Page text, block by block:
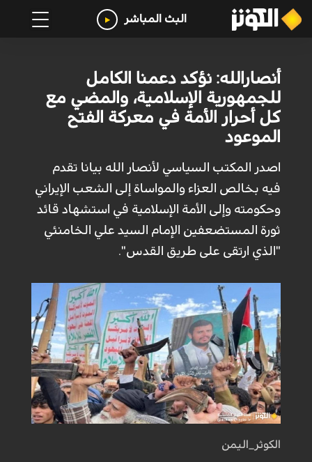
البث المباشر
أنصارالله: نؤكد دعمنا الكامل
للجمهورية الإسلامية، والمضي مع
كل أحرار الأمة في معركة الفتح
الموعود
اصدر المكتب السياسي لأنصار الله بيانا تقدم
فيه بخالص العزاء والمواساة إلى الشعب الإيراني
وحكومته وإلى الأمة الإسلامية في استشهاد قائد
ثورة المستضعفين الإمام السيد علي الخامنئي
"الذي ارتقى على طريق القدس".
الكوثر_اليمن